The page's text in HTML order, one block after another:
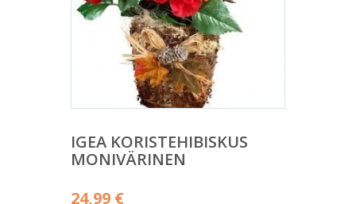
IGEA KORISTEHIBISKUS
MONIVÄRINEN
24,99 €